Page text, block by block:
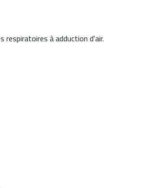
respiratoires à adduction d'air.